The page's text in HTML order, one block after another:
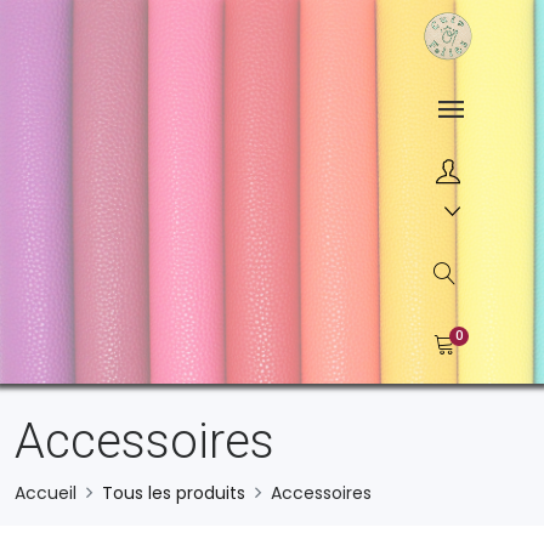
0
Accessoires
Accueil Tous les produits Accessoires